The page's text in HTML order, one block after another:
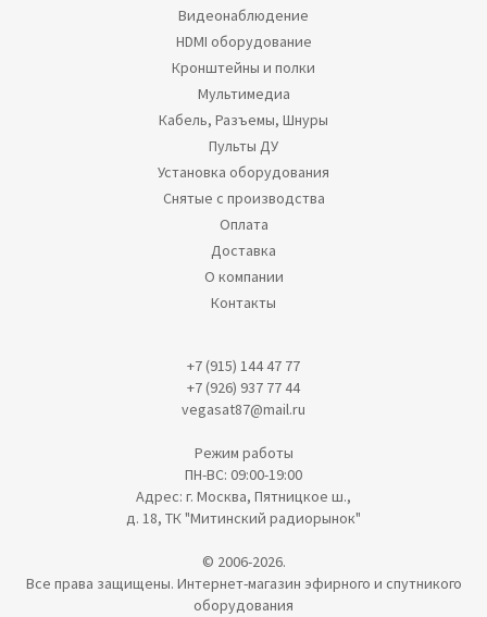
Видеонаблюдение
HDMI оборудование
Кронштейны и полки
Мультимедиа
Кабель, Разъемы, Шнуры
Пульты ДУ
Установка оборудования
Снятые с производства
Оплата
Доставка
О компании
Контакты
+7 (915) 144 47 77
+7 (926) 937 77 44
vegasat87@mail.ru
Режим работы
ПН-ВС: 09:00-19:00
Адрес: г. Москва, Пятницкое ш.,
д. 18, ТК "Митинский радиорынок"
© 2006-2026.
Все права защищены. Интернет-магазин эфирного и спутникого
оборудования